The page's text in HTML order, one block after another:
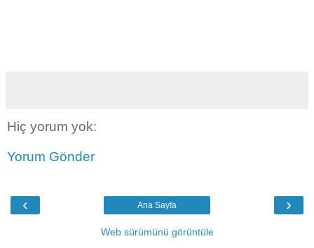
Hiç yorum yok:
Yorum Gönder
‹ ›
Ana Sayfa
Web sürümünü görüntüle